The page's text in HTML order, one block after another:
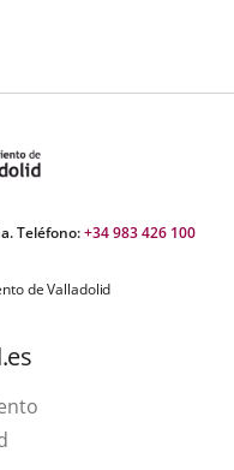
Teléfono:+34 983 426 100
de Valladolid